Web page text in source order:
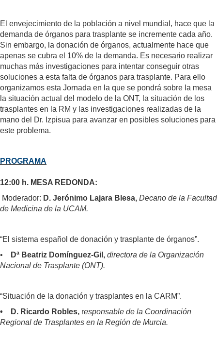
El envejecimiento de la población a nivel mundial, hace que la
demanda de órganos para trasplante se incremente cada año.
Sin embargo, la donación de órganos, actualmente hace que
apenas se cubra el 10% de la demanda. Es necesario realizar
muchas más investigaciones para intentar conseguir otras
soluciones a esta falta de órganos para trasplante. Para ello
organizamos esta Jornada en la que se pondrá sobre la mesa
la situación actual del modelo de la ONT, la situación de los
trasplantes en la RM y las investigaciones realizadas de la
mano del Dr. Izpisua para avanzar en posibles soluciones para
este problema.
PROGRAMA
12:00 h. MESA REDONDA:
Moderador: D. Jerónimo Lajara Blesa, Decano de la Facultad
de Medicina de la UCAM.
“El sistema español de donación y trasplante de órganos”.
•
Dª Beatriz Domínguez-Gil, directora de la Organización
Nacional de Trasplante (ONT).
“Situación de la donación y trasplantes en la CARM”.
• D. Ricardo Robles, responsable de la Coordinación
Regional de Trasplantes en la Región de Murcia.